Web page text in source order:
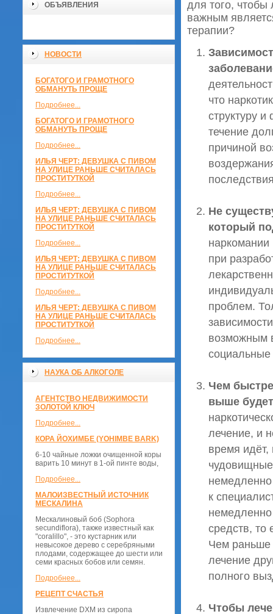
ОБЪЯВЛЕНИЯ
НОВОСТИ
БОГАТОГО И ГРАМОТНОГО
ОБМАНУТЬ ПРОЩЕ
Подробнее...
БОГАТОГО И ГРАМОТНОГО
ОБМАНУТЬ ПРОЩЕ
Подробнее...
ИЛЬЯ ЧЕРТ: ДЕВУШКА С ПИВОМ
НА УЛИЦЕ РАНЬШЕ СЧИТАЛАСЬ
ПРОСТИТУТКОЙ
Подробнее...
ИЛЬЯ ЧЕРТ: ДЕВУШКА С ПИВОМ
НА УЛИЦЕ РАНЬШЕ СЧИТАЛАСЬ
ПРОСТИТУТКОЙ
Подробнее...
ИЛЬЯ ЧЕРТ: ДЕВУШКА С ПИВОМ
НА УЛИЦЕ РАНЬШЕ СЧИТАЛАСЬ
ПРОСТИТУТКОЙ
Подробнее...
ИЛЬЯ ЧЕРТ: ДЕВУШКА С ПИВОМ
НА УЛИЦЕ РАНЬШЕ СЧИТАЛАСЬ
ПРОСТИТУТКОЙ
Подробнее...
НАУКА ОБ АЛКОГОЛЕ
АГЕНТСТВО НЕДВИЖИМОСТИ
ЗОЛОТОЙ КЛЮЧ
Подробнее...
КОРА ЙОХИМБЕ (YOHIMBE BARK)
6-10 чайные ложки очищенной коры
варить 10 минут в 1-ой пинте воды,
Подробнее...
МАЛОИЗВЕСТНЫЙ ИСТОЧНИК
МЕСКАЛИНА
Мескалиновый боб (Sophora
secundiflora), также известный как
"coralillo", - это кустарник или
невысокое дерево с серебряными
плодами, содержащее до шести или
семи красных бобов или семян.
Подробнее...
РЕЦЕПТ СЧАСТЬЯ
Извлечение DXM из сиропа
для того,
важным
терапии?
что
структуру
течение
причиной
Не
который
при
проблем.
возможным
социальные
Чем
выше
лечение, и
время идёт,
немедленно
к
немедленно
средств, то
Чем раньше
лечение
полного
Чтобы